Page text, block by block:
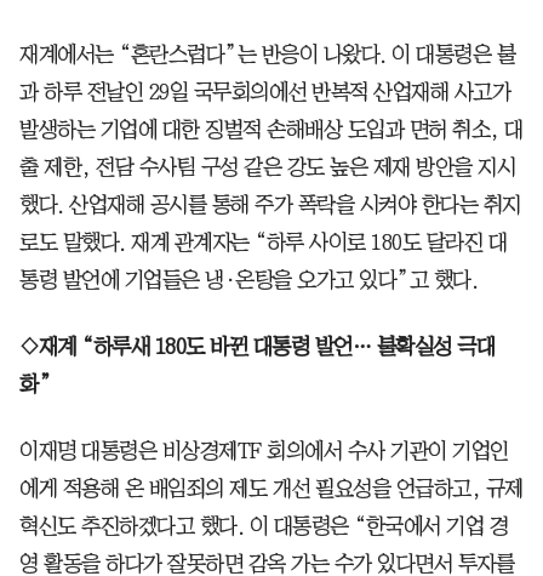
재계에서는 “혼란스럽다”는 반응이 나왔다. 이 대통령은 불
과 하루 전날인 29일 국무회의에선 반복적 산업재해 사고가
발생하는 기업에 대한 징벌적 손해배상 도입과 면허 취소, 대
출 제한, 전담 수사팀 구성 같은 강도 높은 제재 방안을 지시
했다. 산업재해 공시를 통해 주가 폭락을 시켜야 한다는 취지
로도 말했다. 재계 관계자는 “하루 사이로 180도 달라진 대
통령 발언에 기업들은 냉·온탕을 오가고 있다”고 했다.
◇재계 “하루새 180도 바뀐 대통령 발언… 불확실성 극대
화”
이재명 대통령은 비상경제TF 회의에서 수사 기관이 기업인
에게 적용해 온 배임죄의 제도 개선 필요성을 언급하고, 규제
혁신도 추진하겠다고 했다. 이 대통령은 “한국에서 기업 경
영 활동을 하다가 잘못하면 감옥 가는 수가 있다면서 투자를